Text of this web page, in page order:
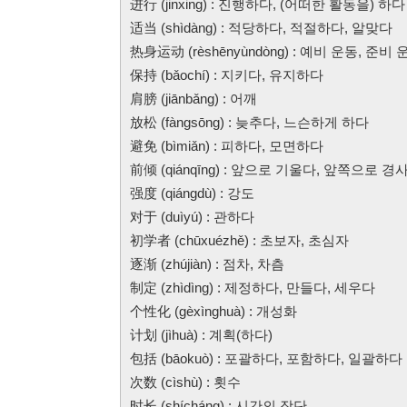
进行 (jinxing) : 진행하다, (어떠한 활동을) 하다
适当 (shìdàng) : 적당하다, 적절하다, 알맞다
热身运动 (rèshēnyùndòng) : 예비 운동, 준비
保持 (bǎochí) : 지키다, 유지하다
肩膀 (jiānbǎng) : 어깨
放松 (fàngsōng) : 늦추다, 느슨하게 하다
避免 (bìmiǎn) : 피하다, 모면하다
前倾 (qiánqīng) : 앞으로 기울다, 앞쪽으로 경
强度 (qiángdù) : 강도
对于 (duìyú) : 관하다
初学者 (chūxuézhě) : 초보자, 초심자
逐渐 (zhújiàn) : 점차, 차츰
制定 (zhìdìng) : 제정하다, 만들다, 세우다
个性化 (gèxìnghuà) : 개성화
计划 (jìhuà) : 계획(하다)
包括 (bāokuò) : 포괄하다, 포함하다, 일괄하다
次数 (cìshù) : 횟수